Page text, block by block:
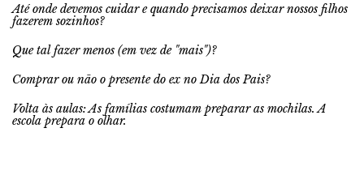
Até onde devemos cuidar e quando precisamos deixar nossos filhos
fazerem sozinhos?
Que tal fazer menos (em vez de "mais")?
Comprar ou não o presente do ex no Dia dos Pais?
Volta às aulas: As famílias costumam preparar as mochilas. A
escola prepara o olhar.